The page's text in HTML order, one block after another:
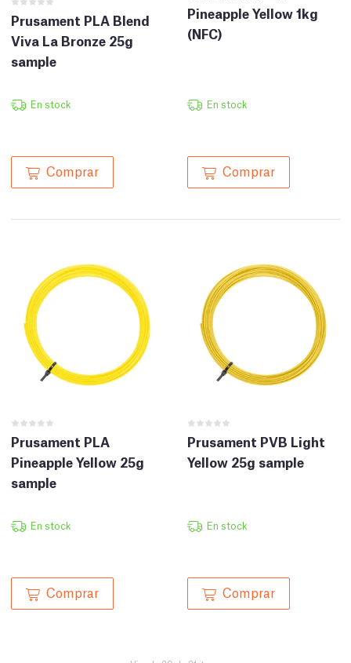
Prusament PLA Blend
Viva La Bronze 25g
sample
En stock
Comprar
Pineapple Yellow 1kg
(NFC)
En stock
Comprar
Prusament PLA
Pineapple Yellow 25g
sample
En stock
Comprar
Prusament PVB Light
Yellow 25g sample
En stock
Comprar